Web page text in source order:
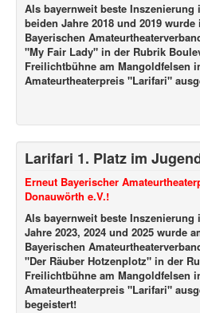
Als bayernweit beste Inszenierung
beiden Jahre 2018 und 2019
Bayerischen
"My Fair Lady" in der Rubrik
Freilichtbühne am Mangoldfelsen
Amateurtheaterpreis "Larifari"
Larifari 1. Platz im
Erneut Bayerischer
Donauwörth e.V.!
Als bayernweit beste Inszenierung
Jahre 2023, 2024 und 2025 wurde
Bayerischen
"Der Räuber Hotzenplotz" in der
Freilichtbühne am Mangoldfelsen
Amateurtheaterpreis "Larifari"
begeistert!